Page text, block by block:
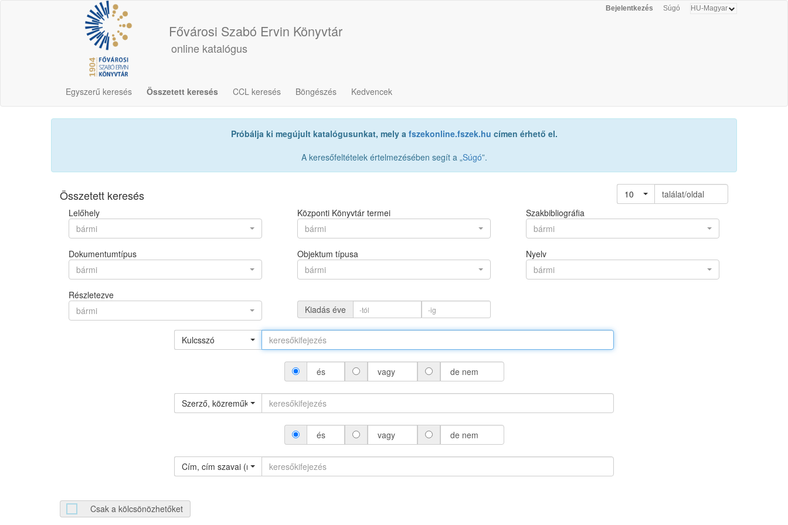
Bejelentkezés Súgó
Fővárosi Szabó Ervin Könyvtár
online katalógus
Egyszerű keresés Összetett keresés CCL keresés Böngészés Kedvencek
Próbálja ki megújult katalógusunkat, mely a fszekonline.fszek.hu címen érhető el.
A keresőfeltételek értelmezésében segít a „Súgó”.
Összetett keresés 10
találat/oldal
Lelőhely
bármi
Központi Könyvtár termei
bármi
Szakbibliográfia
bármi
Dokumentumtípus
bármi
Objektum típusa
bármi
Nyelv
bármi
Részletezve
bármi
Kiadás éve
Kulcsszó
és vagy de nem
Szerző, közreműködő (névváltozattal)
és vagy de nem
Cím, cím szavai (névváltozat nélkül)
Csak a kölcsönözhetőket